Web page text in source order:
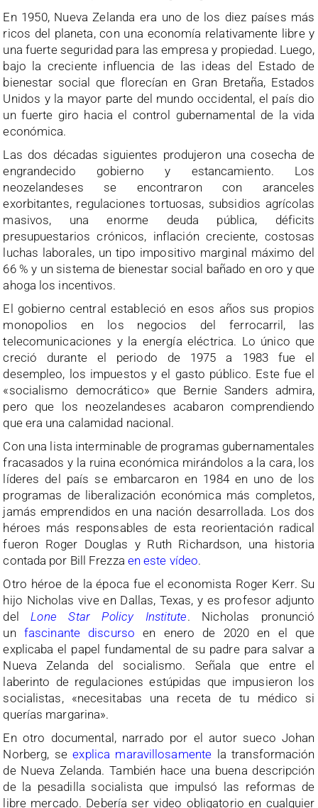
En 1950, Nueva Zelanda era uno de los diez países más
ricos del planeta, con una economía relativamente libre y
una fuerte seguridad para las empresa y propiedad. Luego,
bajo la creciente influencia de las ideas del Estado de
bienestar social que florecían en Gran Bretaña, Estados
Unidos y la mayor parte del mundo occidental, el país dio
un fuerte giro hacia el control gubernamental de la vida
económica.
Las dos décadas siguientes produjeron una cosecha de
engrandecido gobierno y estancamiento. Los
neozelandeses se encontraron con aranceles
exorbitantes, regulaciones tortuosas, subsidios agrícolas
masivos, una enorme deuda pública, déficits
presupuestarios crónicos, inflación creciente, costosas
luchas laborales, un tipo impositivo marginal máximo del
66 % y un sistema de bienestar social bañado en oro y que
ahoga los incentivos.
El gobierno central estableció en esos años sus propios
monopolios en los negocios del ferrocarril, las
telecomunicaciones y la energía eléctrica. Lo único que
creció durante el periodo de 1975 a 1983 fue el
desempleo, los impuestos y el gasto público. Este fue el
«socialismo democrático» que Bernie Sanders admira,
pero que los neozelandeses acabaron comprendiendo
que era una calamidad nacional.
Con una lista interminable de programas gubernamentales
fracasados y la ruina económica mirándolos a la cara, los
líderes del país se embarcaron en 1984 en uno de los
programas de liberalización económica más completos,
jamás emprendidos en una nación desarrollada. Los dos
héroes más responsables de esta reorientación radical
fueron Roger Douglas y Ruth Richardson, una historia
contada por Bill Frezza en este vídeo.
Otro héroe de la época fue el economista Roger Kerr. Su
hijo Nicholas vive en Dallas, Texas, y es profesor adjunto
delLone Star Policy Institute. Nicholas pronunció
un fascinante discurso en enero de 2020 en el que
explicaba el papel fundamental de su padre para salvar a
Nueva Zelanda del socialismo. Señala que entre el
laberinto de regulaciones estúpidas que impusieron los
socialistas, «necesitabas una receta de tu médico si
querías margarina».
En otro documental, narrado por el autor sueco Johan
Norberg, seexplica maravillosamente la transformación
de Nueva Zelanda. También hace una buena descripción
de la pesadilla socialista que impulsó las reformas de
libre mercado. Debería ser video obligatorio en cualquier